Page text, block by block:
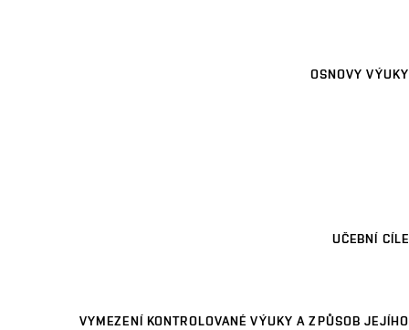
OSNOVY VÝUKY
UČEBNÍ CÍLE
VYMEZENÍ KONTROLOVANÉ VÝUKY A ZPŮSOB JEJÍHO